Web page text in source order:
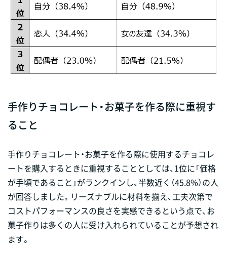
手作りチョコレート・お菓子を作る際に重視す
ること
手作りチョコレート・お菓子を作る際に使用するチョコレ
ートを購入するときに重視することとしては、1位に「価格
が手頃であること」がランクインし、半数近く（45.8%）の人
が回答しました。リーズナブルに材料を揃え、工夫次第で
コストパフォーマンスの良さを実感できるという点で、お
菓子作りは多くの人に受け入れられていることが予想され
ます。